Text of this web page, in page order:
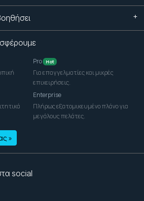
Pro Hot
Για επαγγελματίες και μικρές
επιχειρήσεις.
Enterprise
Πλήρως εξατομικευμένο πλάνο για
μεγάλους πελάτες.
»
social